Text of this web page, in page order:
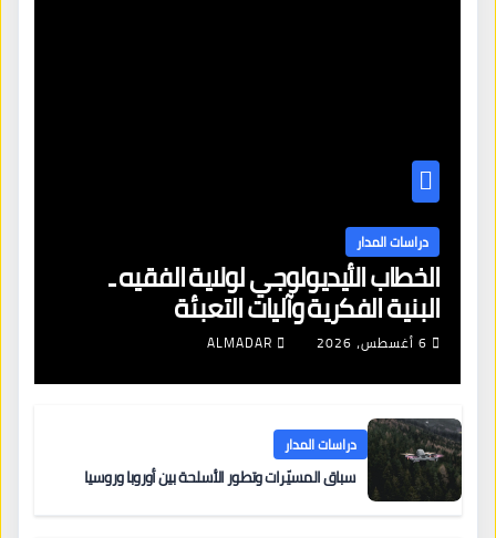
دراسات المدار
الخطاب الأيديولوجي لولاية الفقيه ـ
البنية الفكرية وآليات التعبئة
6 أغسطس، 2026 ALMADAR
دراسات المدار
سباق المسيّرات وتطور الأسلحة بين أوروبا وروسيا